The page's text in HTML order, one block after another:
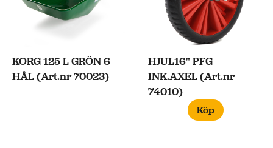
HJUL16" PFG
INK.AXEL (Art.nr
74010)
Köp
KORG 125 L GRÖN 6
HÅL (Art.nr 70023)